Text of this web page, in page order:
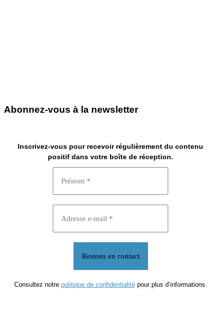
Abonnez-vous à la newsletter
Inscrivez-vous pour recevoir régulièrement du contenu
positif dans votre boîte de réception.
Consultez notre politique de confidentialitépour plus d’informations.